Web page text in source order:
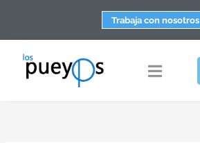
contenido
Trabaja con nosotros
Toggle